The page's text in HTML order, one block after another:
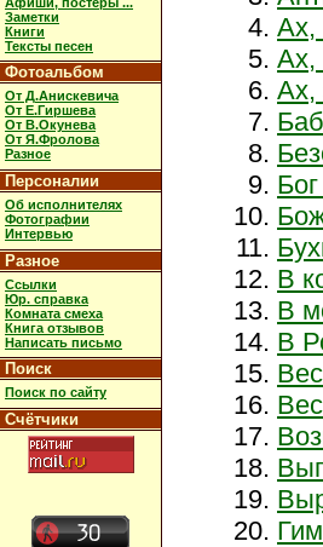
Заметки
Книги
Тексты песен
Фотоальбом
От Д.Анискевича
От Е.Гиршева
От В.Окунева
От Я.Фролова
Разное
Персоналии
Об исполнителях
Фотографии
Интервью
Разное
Ссылки
Юр. справка
Комната смеха
Книга отзывов
Написать письмо
Поиск
Поиск по сайту
Счётчики
Ах,
Ах,
Ах,
В
В
В